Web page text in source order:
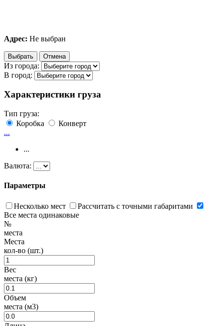
Адрес: Не выбран
Выбрать Отмена
Из города:
В город:
Характеристики груза
Тип груза:
Коробка
Конверт
...
...
Валюта:
Параметры
Несколько мест
Рассчитать с точными габаритами
Все места одинаковые
№
места
Места
кол-во (шт.)
Вес
места (кг)
Объем
места (м3)